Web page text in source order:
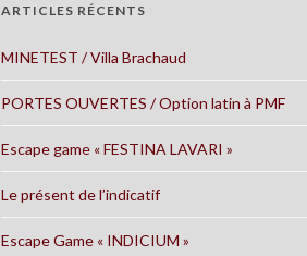
ARTICLES RÉCENTS
MINETEST / Villa Brachaud
PORTES OUVERTES / Option latin à PMF
Escape game « FESTINA LAVARI »
Le présent de l’indicatif
Escape Game « INDICIUM »